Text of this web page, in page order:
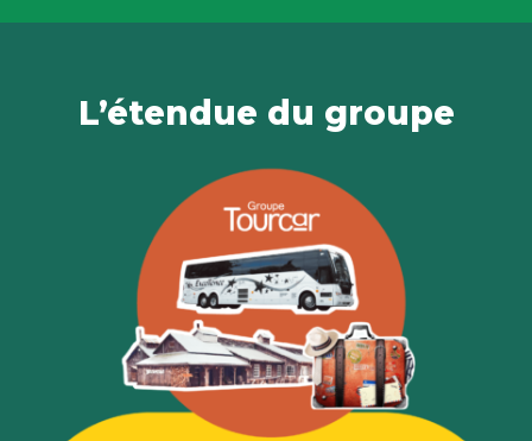
L’étendue du groupe